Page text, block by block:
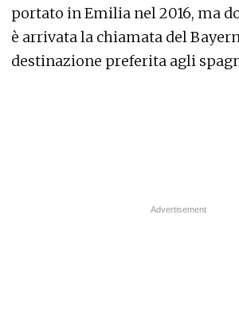
portato in Emilia nel 2016, ma
è arrivata la chiamata del
destinazione preferita agli